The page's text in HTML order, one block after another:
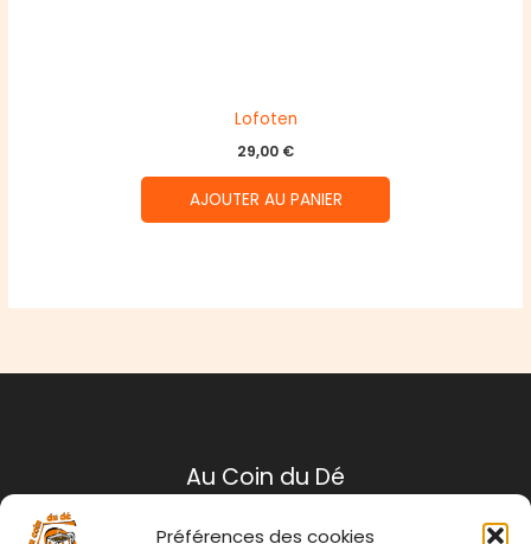
Préférences des cookies
Lofoten
29,00 €
AJOUTER AU PANIER
Au Coin du Dé